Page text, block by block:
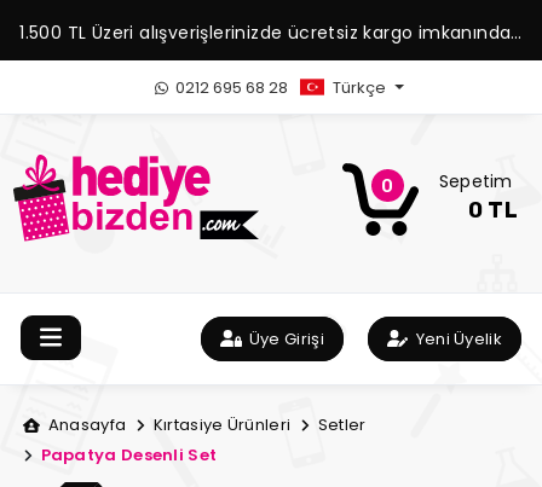
1.500 TL Üzeri alışverişlerinizde ücretsiz kargo imkanından
yararlanabilirsiniz.
0212 695 68 28 Türkçe
0 Sepetim
0 TL
Üye Girişi Yeni Üyelik
Anasayfa Kırtasiye Ürünleri
Setler
Papatya Desenli Set